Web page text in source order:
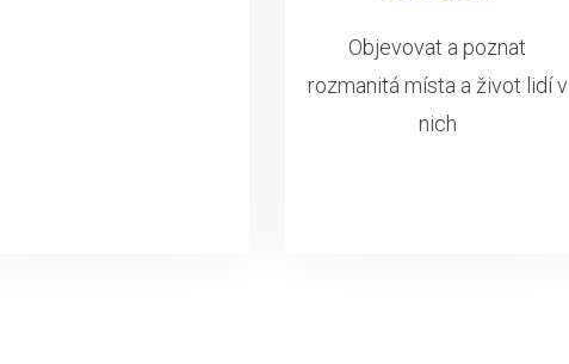
Objevovat a poznat
rozmanitá místa a život lidí v
nich